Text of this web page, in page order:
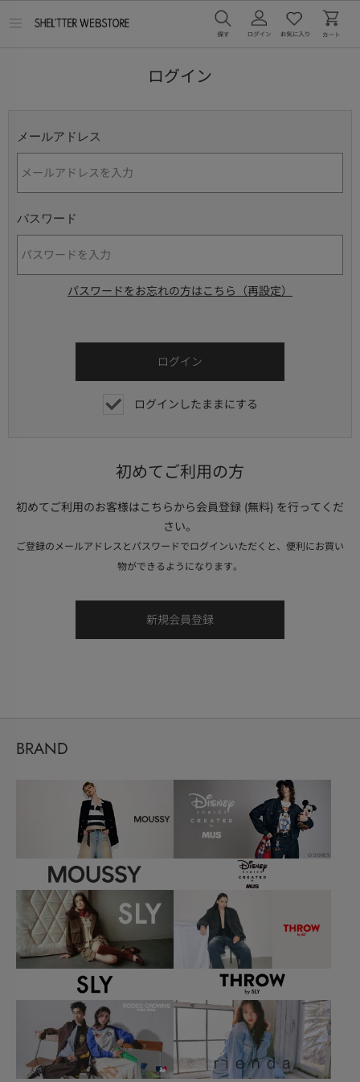
ログイン
メールアドレス
パスワード
パスワードをお忘れの方はこちら（再設定）
ログインしたままにする
初めてご利用の方
初めてご利用のお客様はこちらから会員登録 (無料) を行ってくだ
さい。
ご登録のメールアドレスとパスワードでログインいただくと、便利にお買い
物ができるようになります。
BRAND